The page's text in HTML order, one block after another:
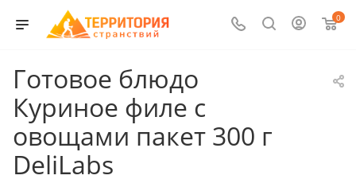
0
Готовое блюдо
Куриное филе с
овощами пакет 300 г
DeliLabs